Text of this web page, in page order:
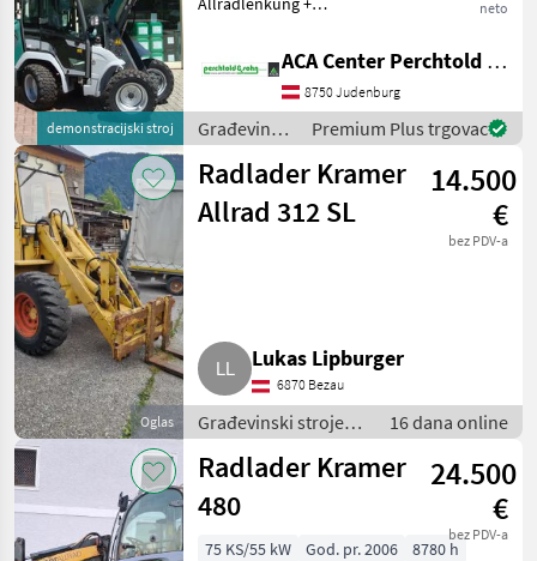
demonstracijski stroj
neto
Laststabilisator + Kabine
mit Heizung + Bluetooth
Radio + 100%
Differnentialsperre
zuschaltbar + Langsa
ACA Center Perchtold - Perchtold & Sohn GmbH
8750 Judenburg
Građevinski
strojevi /
Kramer
Premium Plus trgovac
Oglas
Radlader Kramer
Allrad 312 SL
14.500
€
bez PDV-a
Lukas Lipburger
6870 Bezau
Građevinski strojevi
/ Bageri točkaši
16 dana online
Radlader Kramer
480
24.500
€
bez PDV-a
75 KS/55 kW God. pr. 2006 8780 h